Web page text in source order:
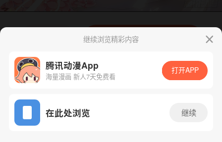
App免费看
腾漫App免费看
继续浏览精彩内容
腾讯动漫App
海量漫画 新人7天免费看
打开APP
在此处浏览 继续